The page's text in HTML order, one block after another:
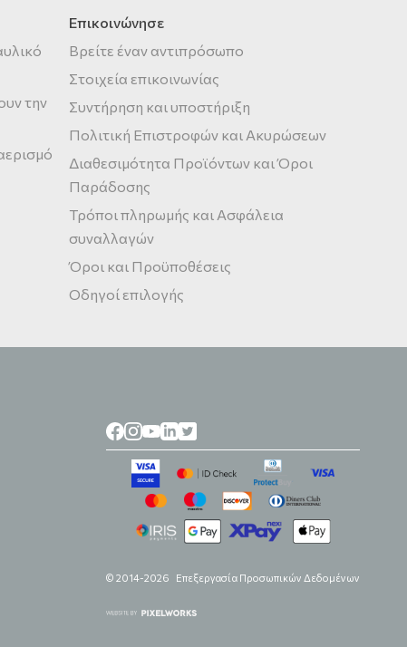
την
Επικοινώνησε
Βρείτε έναν αντιπρόσωπο
Στοιχεία επικοινωνίας
Συντήρηση και υποστήριξη
Πολιτική Επιστροφών και Ακυρώσεων
Διαθεσιμότητα Προϊόντων και Όροι
Παράδοσης
Τρόποι πληρωμής και Ασφάλεια
συναλλαγών
Όροι και Προϋποθέσεις
Οδηγοί επιλογής
© 2014-2026 Επεξεργασία Προσωπικών Δεδομένων